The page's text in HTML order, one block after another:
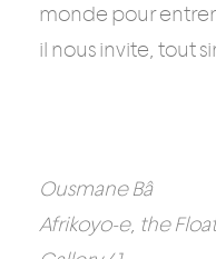
monde pour entrer
il nous invite, tout
Ousmane Bâ
Afrikoyo-e, the